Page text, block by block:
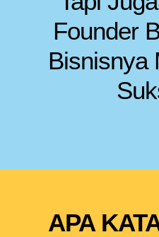
Founder
Bisnisnya
APA